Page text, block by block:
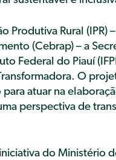
Produtiva Rural
(Cebrap) – a
Federal do Piauí
O
atuar na
perspectiva de
do Ministério